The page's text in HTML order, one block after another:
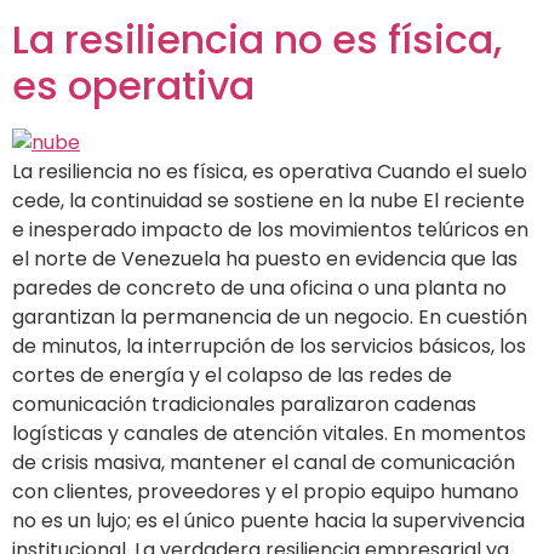
La resiliencia no es física,
es operativa
La resiliencia no es física, es operativa Cuando el suelo
cede, la continuidad se sostiene en la nube El reciente
e inesperado impacto de los movimientos telúricos en
el norte de Venezuela ha puesto en evidencia que las
paredes de concreto de una oficina o una planta no
garantizan la permanencia de un negocio. En cuestión
de minutos, la interrupción de los servicios básicos, los
cortes de energía y el colapso de las redes de
comunicación tradicionales paralizaron cadenas
logísticas y canales de atención vitales. En momentos
de crisis masiva, mantener el canal de comunicación
con clientes, proveedores y el propio equipo humano
no es un lujo; es el único puente hacia la supervivencia